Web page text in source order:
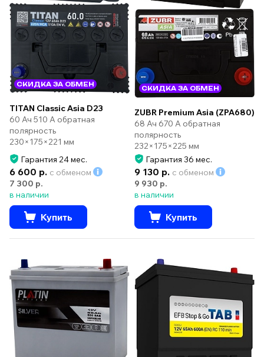
СКИДКА ЗА ОБМЕН
TITAN Classic Asia D23
60 Ач 510 А обратная
полярность
230×175×221 мм
Гарантия 24 мес.
6 600 р. с обменом
7 300 р.
в наличии
Купить
СКИДКА ЗА ОБМЕН
ZUBR Premium Asia (ZPA680)
68 Ач 670 А обратная
полярность
232×175×225 мм
Гарантия 36 мес.
9 130 р. с обменом
9 930 р.
в наличии
Купить